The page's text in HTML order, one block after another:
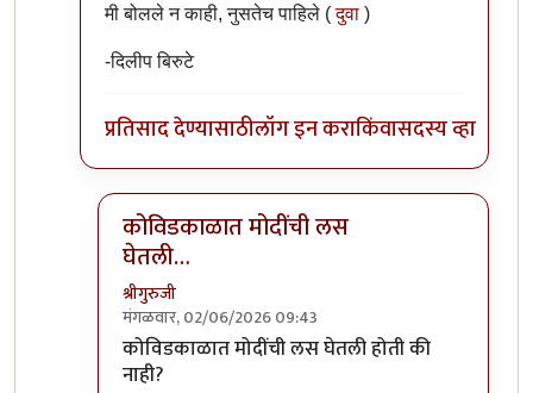
मी बोलले न काही, नुसतेच पाहिले (दुवा )
-दिलीप बिरुटे
प्रतिसाद देण्यासाठीलॉग इन कराकिंवासदस्य व्हा
कोविडकाळात मोदींची लस
घेतली…
श्रीगुरुजी
मंगळवार, 02/06/2026 09:43
In reply toकोवीडकाळ...byप्रा.डॉ.दिलीप बिरुटे
कोविडकाळात मोदींची लस घेतली होती की
नाही?